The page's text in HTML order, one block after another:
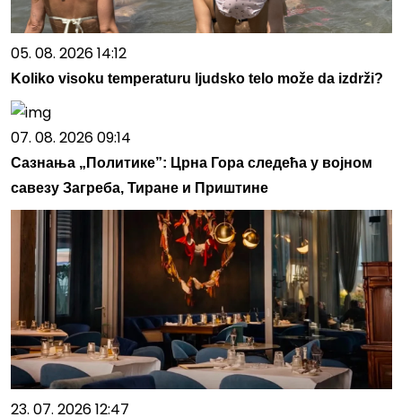
05. 08. 2026 14:12
Koliko visoku temperaturu ljudsko telo može da izdrži?
07. 08. 2026 09:14
Сазнања „Политике”: Црна Гора следећа у војном
савезу Загреба, Тиране и Приштине
23. 07. 2026 12:47